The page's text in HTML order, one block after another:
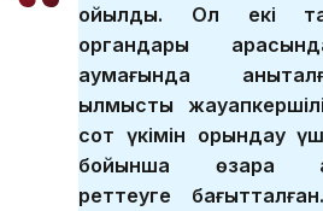
қойылды. Ол екі
органдары
аумағында
қылмыстық
сот үкімін орындау
бойынша өзара
реттеуге